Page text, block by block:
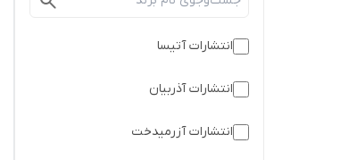
انتشارات آتیسا
انتشارات آذربیان
انتشارات آزرمیدخت